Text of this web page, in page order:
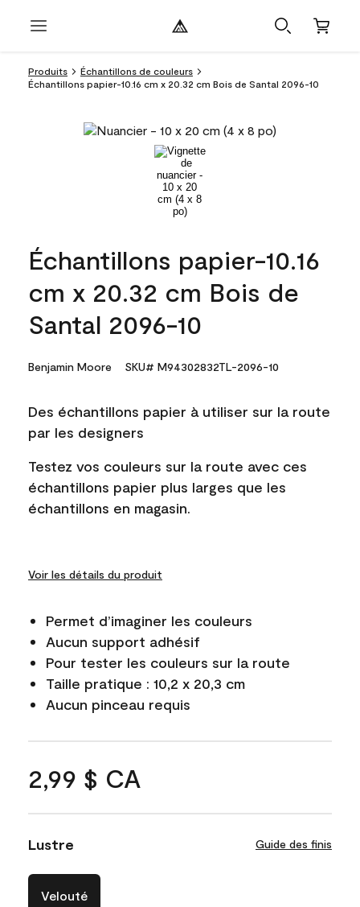
Produits
Échantillons de couleurs
Échantillons papier-10.16 cm x 20.32 cm Bois de Santal 2096-10
Échantillons papier-10.16
cm x 20.32 cm Bois de
Santal 2096-10
Benjamin Moore SKU# M94302832TL-2096-10
Des échantillons papier à utiliser sur la route
par les designers
Testez vos couleurs sur la route avec ces
échantillons papier plus larges que les
échantillons en magasin.
Voir les détails du produit
Permet d’imaginer les couleurs
Aucun support adhésif
Pour tester les couleurs sur la route
Taille pratique : 10,2 x 20,3 cm
Aucun pinceau requis
2,99 $ CA
Lustre Guide des finis
Velouté